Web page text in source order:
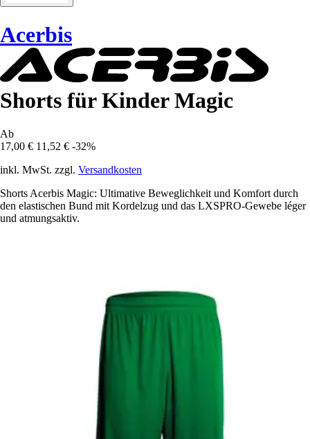
Acerbis
Shorts für Kinder Magic
Ab
17,00 € 11,52 € -32%
inkl. MwSt. zzgl. Versandkosten
Shorts Acerbis Magic: Ultimative Beweglichkeit und Komfort durch
den elastischen Bund mit Kordelzug und das LXSPRO-Gewebe léger
und atmungsaktiv.